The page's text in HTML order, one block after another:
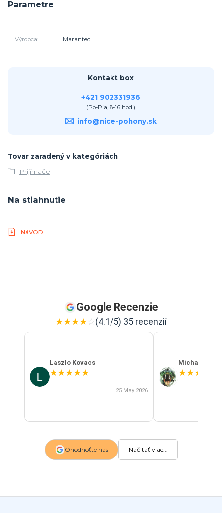
Parametre
Výrobca Marantec
Kontakt box
+421 902331936
(Po-Pia, 8-16 hod.)
info@nice-pohony.sk
Tovar zaradený v kategóriách
Prijímače
Na stiahnutie
NáVOD
Google Recenzie
★★★★☆(4.1/5) 35 recenzií
Laszlo Kovacs
★★★★★
25 May 2026
Michal Szabo
★★★
Ohodnoťte nás Načítať viac...